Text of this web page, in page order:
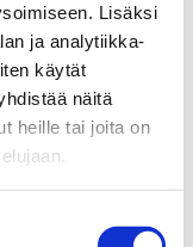
Lisäksi
ja analytiikka-
käytät
näitä
heille tai joita on